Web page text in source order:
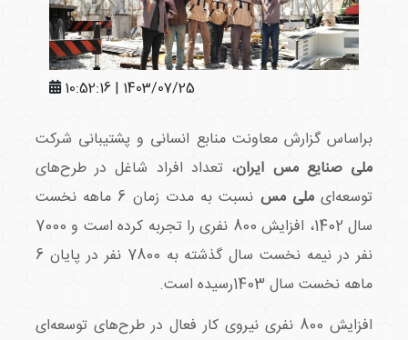
1403/07/25 | 10:52:16
براساس گزارش معاونت منابع انسانی و پشتیبانی شرکت
ملی صنایع مس ایران، تعداد افراد شاغل در طرح‌های
توسعه‌ایملی مس
نسبت به مدت زمان 6 ماهه نخست
سال 1402، افزایش 800 نفری را تجربه کرده است و 7000
نفر در نیمه نخست سال گذشته به 7800 نفر در پایان 6
ماهه نخست سال 1403رسیده است.
افزایش 800 نفری نیروی کار فعال در طرح‌های توسعه‌ای